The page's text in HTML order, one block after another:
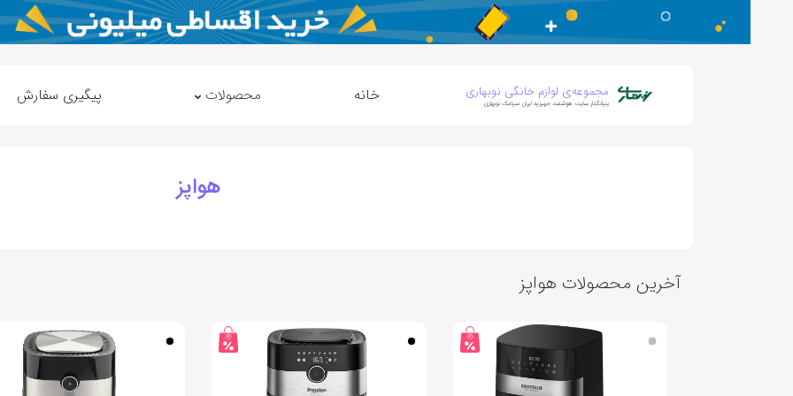
مجموعه‌ی لوازم خانگی نوبهاری
بنیانگذار سایت هوشمند جهیزیه ایران سیامک نوبهاری خانه محصولات پیگیری سفارش
هواپز
آخرین محصولات هواپز